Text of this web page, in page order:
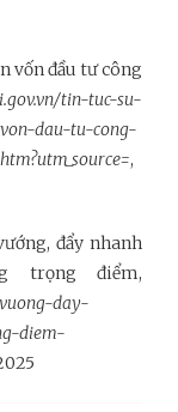
vốn đầu tư công
tin-tuc-su-
dau-tu-cong-
,
đẩy nhanh
trọng điểm,
day-
diem-